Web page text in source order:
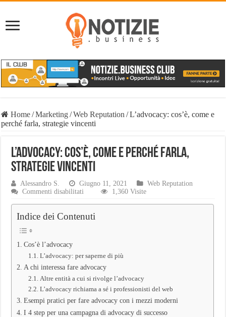
Home/Marketing/Web Reputation /L’advocacy: cos’è, come e
perché farla, strategie vincenti
L’advocacy: cos’è, come e perché farla,
strategie vincenti
Alessandro S. Giugno 11, 2021
Web Reputation
Commenti disabilitati
come
vincenti
1,360 Visite
Indice dei Contenuti
Cos’è l’advocacy
L’advocacy: per saperne di più
A chi interessa fare advocacy
Altre entità a cui si rivolge l’advocacy
L’advocacy richiama a sé i professionisti del web
Esempi pratici per fare advocacy con i mezzi moderni
I 4 step per una campagna di advocacy di successo